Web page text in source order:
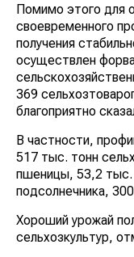
Помимо этого для
своевременного
получения
осуществлен
369
благоприятно
В частности,
517 тыс. тонн
пшеницы, 53,2 тыс.
подсолнечника,
Хороший урожай
сельхозкультур,